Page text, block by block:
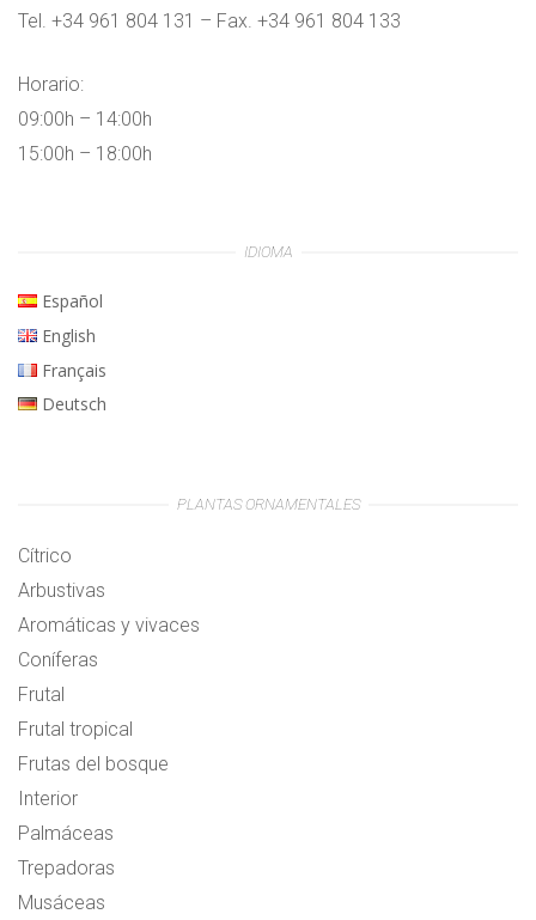
Tel. +34 961 804 131 – Fax. +34 961 804 133
Horario:
09:00h – 14:00h
15:00h – 18:00h
IDIOMA
Español
English
Français
Deutsch
PLANTAS ORNAMENTALES
Cítrico
Arbustivas
Aromáticas y vivaces
Coníferas
Frutal
Frutal tropical
Frutas del bosque
Interior
Palmáceas
Trepadoras
Musáceas